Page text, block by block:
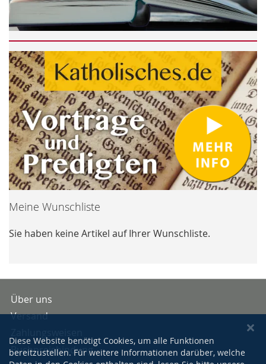
Meine Wunschliste
Sie haben keine Artikel auf Ihrer Wunschliste.
Über uns
Versand
Buchpreisbindung
Diese Website benötigt Cookies, um alle Funktionen
bereitzustellen. Für weitere Informationen darüber, welche